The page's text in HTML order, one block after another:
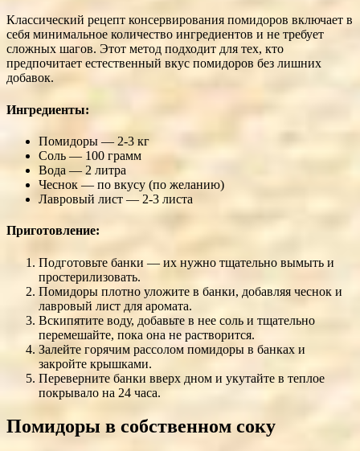
Классический рецепт консервирования помидоров включает в
себя минимальное количество ингредиентов и не требует
сложных шагов. Этот метод подходит для тех, кто
предпочитает естественный вкус помидоров без лишних
добавок.
Ингредиенты:
Помидоры — 2-3 кг
Соль — 100 грамм
Вода — 2 литра
Чеснок — по вкусу (по желанию)
Лавровый лист — 2-3 листа
Приготовление:
Подготовьте банки — их нужно тщательно вымыть и
простерилизовать.
Помидоры плотно уложите в банки, добавляя чеснок и
лавровый лист для аромата.
Вскипятите воду, добавьте в нее соль и тщательно
перемешайте, пока она не растворится.
Залейте горячим рассолом помидоры в банках и
закройте крышками.
Переверните банки вверх дном и укутайте в теплое
покрывало на 24 часа.
Помидоры в собственном соку